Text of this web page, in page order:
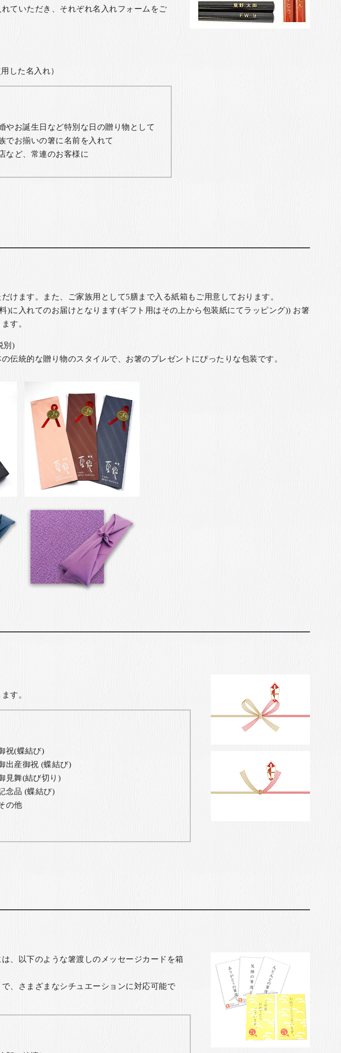
ていただき、それぞれ名入れフォームをご
した名入れ）
やお誕生日など特別な日の贈り物として
でお揃いの箸に名前を入れて
など、常連のお客様に
けます。また、ご家族用として5膳まで入る紙箱もご用意しております。
)に入れてのお届けとなります(ギフト用はその上から包装紙にてラッピング)) お箸
す。
別)
伝統的な贈り物のスタイルで、お箸のプレゼントにぴったりな包装です。
す。
祝(蝶結び)
出産御祝 (蝶結び)
見舞(結び切り)
念品 (蝶結び)
の他
、以下のような箸渡しのメッセージカードを箱
、さまざまなシチュエーションに対応可能で